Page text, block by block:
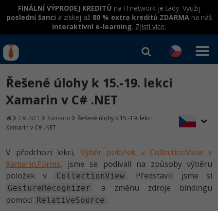
FINÁLNÍ VÝPRODEJ KREDITŮ na ITnetwork je tady. Využij
poslední šanci a získej až 80 % extra kreditů ZDARMAna náš
interaktivní e-learning. Zjisti více:
IT kurzy
Rekvalifikace a kurzy
hrazené úřadem práce
Workshopy zdarma
Datová analýza v praxi
Školení
Základy programování
Objektové programování - OOP
Školení dle technologií
C# .NET
Kurzy IT profesí
Junior programátor
Programátor WWW aplikací
Senior programátor
Front-end developer
Jak začít?
Java -80%
C#.NET -80%
Přihlásit se| Registrovat
Řešené úlohy k 15.-19. lekci
Xamarin v C# .NET
C# .NET Xamarin
Řešené úlohy k 15.-19. lekci
Xamarin v C# .NET
V předchozí lekci, Výběr položek v CollectionView v
Xamarin.Forms, jsme se podívali na způsoby výběru
položek v
CollectionView . Představili jsme si
GestureRecognizer
a změnu zdroje bindingu
pomocí RelativeSource .